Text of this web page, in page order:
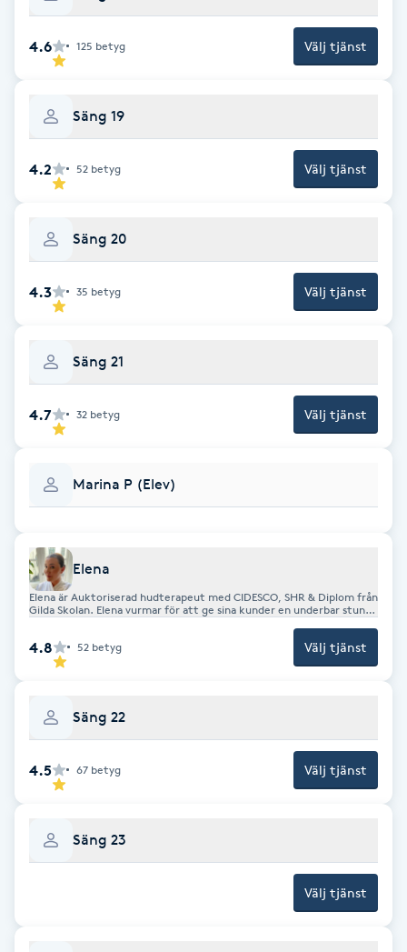
Medium
Megavolymfransar
Melasma
Mesoterapi
MicroPen
Microshading
Nagelförlängning
Nagelförlängning glasfiber
Nagelförlängning silke
Nagelförstärkning
Nagelklippning
Nagelsvamp
Naglar borttagning
4.6 125 betyg Välj tjänst
Säng 19
4.2 52 betyg Välj tjänst
Säng 20
4.3 35 betyg Välj tjänst
Säng 21
4.7 32 betyg Välj tjänst
Marina P (Elev)
Elena
Elena är Auktoriserad hudterapeut med CIDESCO, SHR & Diplom från
Gilda Skolan. Elena vurmar för att ge sina kunder en underbar stund
4.8 52 betyg Välj tjänst
Säng 22
4.5 67 betyg Välj tjänst
Säng 23
Välj tjänst